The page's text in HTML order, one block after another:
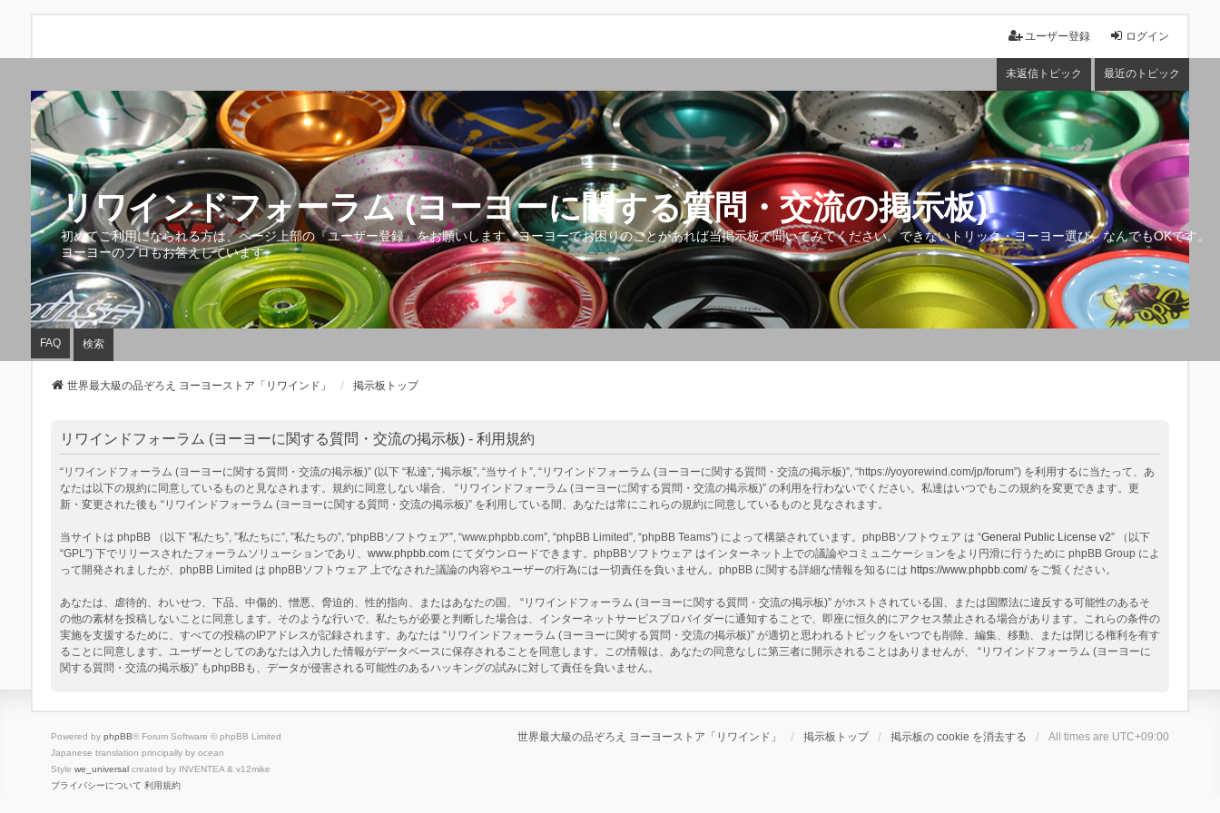
ログイン
ユーザー登録
未返信トピック 最近のトピック
リワインドフォーラム (ヨーヨーに関する質問・交流の掲示板)
初めてご利用になられる方は、ページ上部の『ユーザー登録』をお願いします。ヨーヨーでお困りのことがあれば当掲示板で聞いてみてください。できないトリック・ヨーヨー選び、なんでもOKです。
ヨーヨーのプロもお答えしています。
FAQ 検索
世界最大級の品ぞろえ ヨーヨーストア「リワインド」 掲示板トップ
リワインドフォーラム (ヨーヨーに関する質問・交流の掲示板) - 利用規約
“リワインドフォーラム (ヨーヨーに関する質問・交流の掲示板)” (以下 “私達”, “掲示板”, “当サイト”, “リワインドフォーラム (ヨーヨーに関する質問・交流の掲示板)”, “https://yoyorewind.com/jp/forum”) を利用するに当たって、あ
なたは以下の規約に同意しているものと見なされます。規約に同意しない場合、 “リワインドフォーラム (ヨーヨーに関する質問・交流の掲示板)” の利用を行わないでください。私達はいつでもこの規約を変更できます。更
新・変更された後も “リワインドフォーラム (ヨーヨーに関する質問・交流の掲示板)” を利用している間、あなたは常にこれらの規約に同意しているものと見なされます。
当サイトは phpBB （以下 ”私たち”, ”私たちに”, ”私たちの”, “phpBBソフトウェア”, “www.phpbb.com”, “phpBB Limited”, “phpBB Teams”) によって構築されています。phpBBソフトウェア は “General Public License v2” （以下
“GPL”) 下でリリースされたフォーラムソリューションであり、 www.phpbb.comにてダウンロードできます。phpBBソフトウェア はインターネット上での議論やコミュニケーションをより円滑に行うために phpBB Group によ
って開発されましたが、phpBB Limited は phpBBソフトウェア 上でなされた議論の内容やユーザーの行為には一切責任を負いません。phpBB に関する詳細な情報を知るには https://www.phpbb.com/をご覧ください。
あなたは、虐待的、わいせつ、下品、中傷的、憎悪、脅迫的、性的指向、またはあなたの国、 “リワインドフォーラム (ヨーヨーに関する質問・交流の掲示板)” がホストされている国、または国際法に違反する可能性のあるそ
の他の素材を投稿しないことに同意します。そのような行いで、私たちが必要と判断した場合は、インターネットサービスプロバイダーに通知することで、即座に恒久的にアクセス禁止される場合があります。これらの条件の
実施を支援するために、すべての投稿のIPアドレスが記録されます。あなたは “リワインドフォーラム (ヨーヨーに関する質問・交流の掲示板)” が適切と思われるトピックをいつでも削除、編集、移動、または閉じる権利を有す
ることに同意します。ユーザーとしてのあなたは入力した情報がデータベースに保存されることを同意します。この情報は、あなたの同意なしに第三者に開示されることはありませんが、 “リワインドフォーラム (ヨーヨーに
関する質問・交流の掲示板)” もphpBBも、データが侵害される可能性のあるハッキングの試みに対して責任を負いません。
世界最大級の品ぞろえ ヨーヨーストア「リワインド」 掲示板トップ 掲示板の cookie を消去する All times are UTC+09:00
Powered by phpBB® Forum Software © phpBB Limited
Japanese translation principally by ocean
Style we_universalcreated by INVENTEA & v12mike
プライバシーについて 利用規約